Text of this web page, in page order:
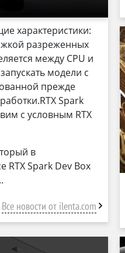
характеристики:
разреженных
между CPU и
модели с
прежде
Spark
с условным RTX
в
RTX Spark Dev Box
Все новости от ilenta.com